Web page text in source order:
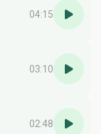
04:15
03:10
02:48